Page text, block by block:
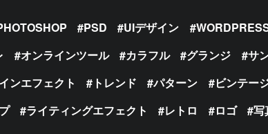
PSD UIデザイン
オンラインツール カラフル グランジ サ
ンエフェクト トレンド パターン ビンテー
ライティングエフェクト レトロ ロゴ 写